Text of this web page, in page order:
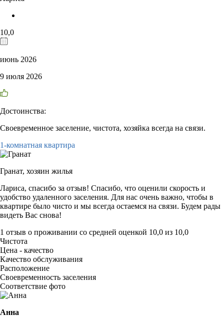
10,0
июнь 2026
9 июля 2026
Достоинства:
Своевременное заселение, чистота, хозяйка всегда на связи.
1-комнатная квартира
Гранат, хозяин жилья
Лариса, спасибо за отзыв! Спасибо, что оценили скорость и
удобство удаленного заселения. Для нас очень важно, чтобы в
квартире было чисто и мы всегда остаемся на связи. Будем рады
видеть Вас снова!
1 отзыв о проживании со средней оценкой 10,0 из 10,0
Чистота
Цена - качество
Качество обслуживания
Расположение
Своевременность заселения
Соответствие фото
Анна